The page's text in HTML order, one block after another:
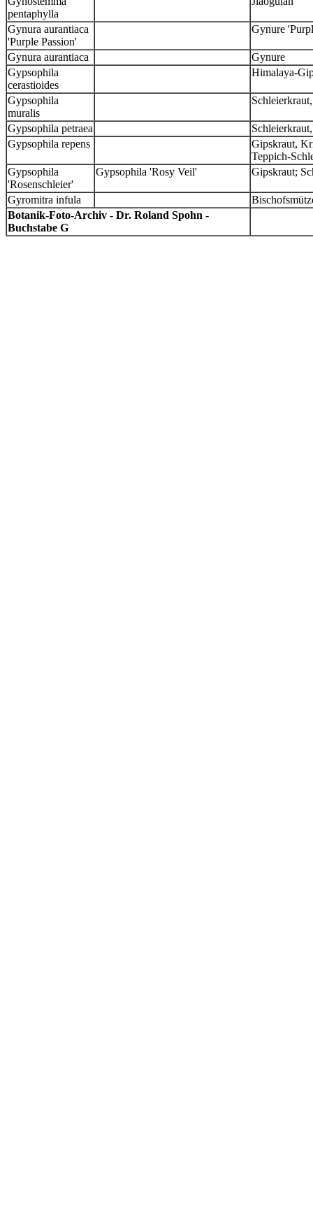
pentaphylla
Gynura aurantiaca
'Purple Passion'
Gynure
Gynura aurantiaca
Gynure
Gypsophila
cerastioides
Himalaya-
Gypsophila
muralis
Gypsophila petraea
Gypsophila repens
Gipskraut,
Teppich-
Gypsophila
'Rosenschleier'
Gypsophila 'Rosy Veil' Gipskraut;
Gyromitra infula
Botanik-Foto-Archiv - Dr. Roland Spohn -
Buchstabe G